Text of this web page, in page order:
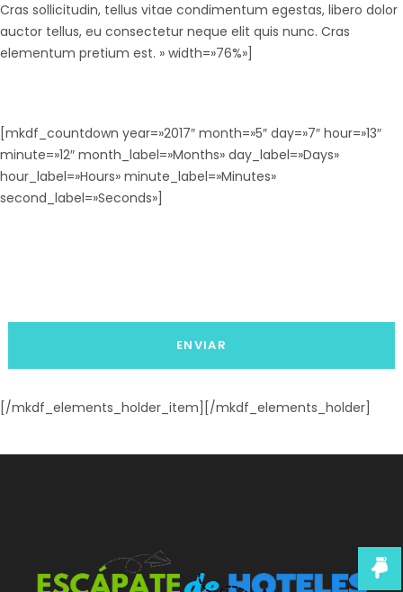
Cras sollicitudin, tellus vitae condimentum egestas, libero dolor
auctor tellus, eu consectetur neque elit quis nunc. Cras
elementum pretium est. » width=»76%»]
[mkdf_countdown year=»2017″ month=»5″ day=»7″ hour=»13″
minute=»12″ month_label=»Months» day_label=»Days»
hour_label=»Hours» minute_label=»Minutes»
second_label=»Seconds»]
[/mkdf_elements_holder_item][/mkdf_elements_holder]